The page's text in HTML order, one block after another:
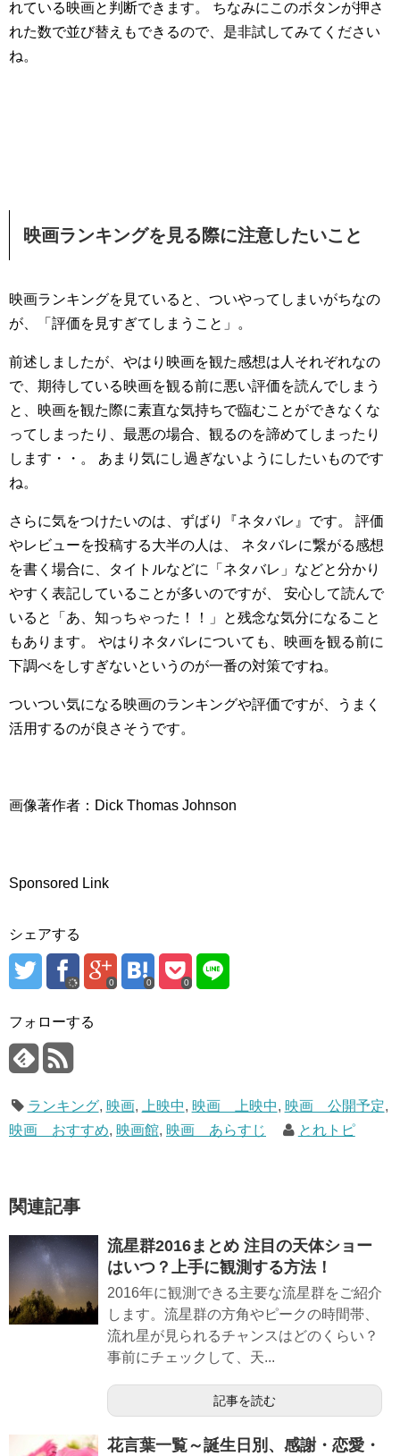
れている映画と判断できます。 ちなみにこのボタンが押さ
れた数で並び替えもできるので、是非試してみてください
ね。
映画ランキングを見る際に注意したいこと
映画ランキングを見ていると、ついやってしまいがちなの
が、「評価を見すぎてしまうこと」。
前述しましたが、やはり映画を観た感想は人それぞれなの
で、期待している映画を観る前に悪い評価を読んでしまう
と、映画を観た際に素直な気持ちで臨むことができなくな
ってしまったり、最悪の場合、観るのを諦めてしまったり
します・・。 あまり気にし過ぎないようにしたいものです
ね。
さらに気をつけたいのは、ずばり『ネタバレ』です。 評価
やレビューを投稿する大半の人は、 ネタバレに繋がる感想
を書く場合に、タイトルなどに「ネタバレ」などと分かり
やすく表記していることが多いのですが、 安心して読んで
いると「あ、知っちゃった！！」と残念な気分になること
もあります。 やはりネタバレについても、映画を観る前に
下調べをしすぎないというのが一番の対策ですね。
ついつい気になる映画のランキングや評価ですが、うまく
活用するのが良さそうです。
画像著作者：Dick Thomas Johnson
Sponsored Link
シェアする
0 0 0
フォローする
ランキング, 映画, 上映中, 映画 上映中, 映画 公開予定,
映画 おすすめ, 映画館, 映画 あらすじ とれトピ
関連記事
流星群2016まとめ 注目の天体ショー
はいつ？上手に観測する方法！
2016年に観測できる主要な流星群をご紹介
します。流星群の方角やピークの時間帯、
流れ星が見られるチャンスはどのくらい？
事前にチェックして、天...
記事を読む
花言葉一覧～誕生日別、感謝・恋愛・